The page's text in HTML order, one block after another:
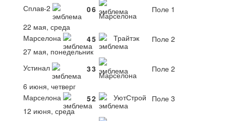
Сплав-2
06
Марселона
Поле 1
22 мая, среда
Марселона
45 Трайтэк
Поле 2
27 мая, понедельник
Устинал
33
Марселона
Поле 2
6 июня, четверг
Марселона
52 УютСтрой
Поле 3
12 июня, среда